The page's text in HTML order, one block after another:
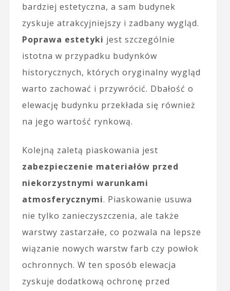
bardziej estetyczna, a sam budynek
zyskuje atrakcyjniejszy i zadbany wygląd.
Poprawa estetyki jest szczególnie
istotna w przypadku budynków
historycznych, których oryginalny wygląd
warto zachować i przywrócić. Dbałość o
elewację budynku przekłada się również
na jego wartość rynkową.
Kolejną zaletą piaskowania jest
zabezpieczenie materiałów przed
niekorzystnymi warunkami
atmosferycznymi. Piaskowanie usuwa
nie tylko zanieczyszczenia, ale także
warstwy zastarzałe, co pozwala na lepsze
wiązanie nowych warstw farb czy powłok
ochronnych. W ten sposób elewacja
zyskuje dodatkową ochronę przed